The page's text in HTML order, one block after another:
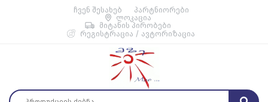
ჩვენ შესახებ
პარტნიორები
ლოკაცია
მიტანის პირობები
რეგისტრაცია / ავტორიზაცია